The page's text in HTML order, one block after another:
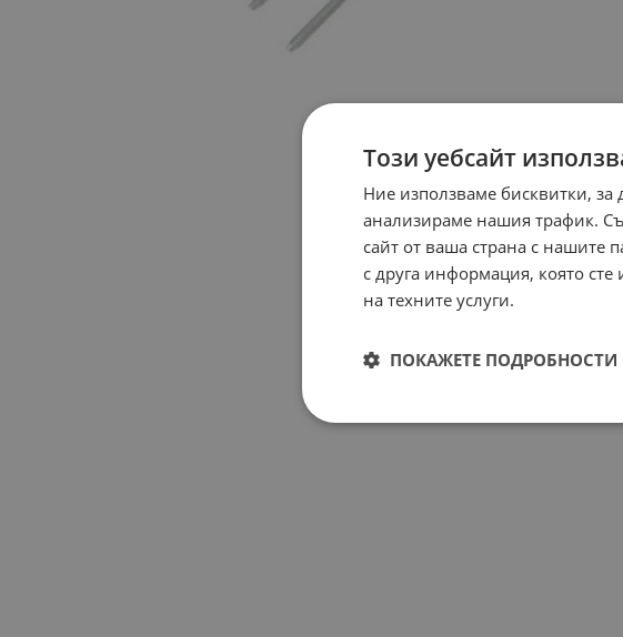
Този уебсайт
Ние използваме бисквитки,
анализираме нашия трафик.
сайт от ваша страна с нашите
с друга информация, която
на техните услуги.
ПОКАЖЕТЕ ПОДРОБНОСТИ